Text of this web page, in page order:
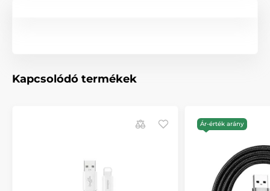
Kapcsolódó termékek
Ár-érték arány